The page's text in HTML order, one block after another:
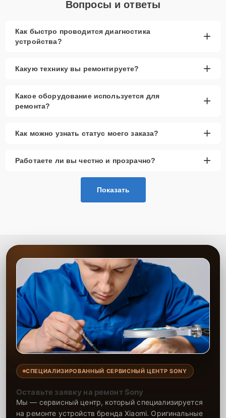
Вопросы и ответы
Как быстро проводится диагностика
устройства?
+
Какую технику вы ремонтируете? +
Какое оборудование используется для
ремонта?
+
Как можно узнать статус моего заказа? +
Работаете ли вы честно и прозрачно? +
Показать
СПЕЦИАЛИЗИРОВАННЫЙ СЕРВИСНЫЙ ЦЕНТР SONY
Оставьте заявку на ремонт Sony
Мы — сервисный центр, который специализируется
на ремонте устройств бренда Xiaomi. Оригинальные